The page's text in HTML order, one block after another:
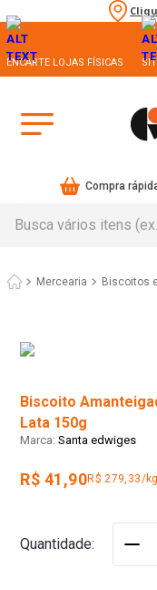
ENCARTE LOJAS FÍSICAS
Compra
Mercearia Biscoitos
Biscoito
Lata 150g
Santa edwiges
R$ 41,90R$ 279,33/kg
Quantidade